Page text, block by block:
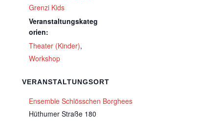
Grenzi Kids
Veranstaltungskateg
orien:
Theater (Kinder),
Workshop
VERANSTALTUNGSORT
Ensemble Schlösschen Borghees
Hüthumer Straße 180